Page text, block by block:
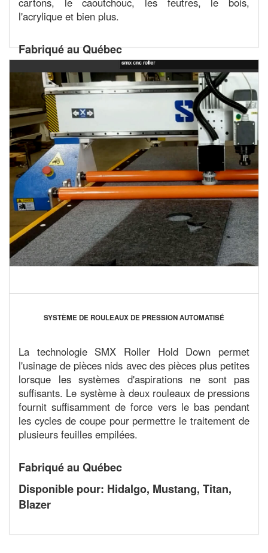
l'acrylique et bien plus.
Fabriqué au Québec
Disponible pour: Hidalgo, Mustang, Titan,
Blazer
SYSTÈME DE ROULEAUX DE PRESSION AUTOMATISÉ
La technologie SMX Roller Hold Down permet
l'usinage de pièces nids avec des pièces plus petites
lorsque les systèmes d'aspirations ne sont pas
suffisants. Le système à deux rouleaux de pressions
fournit suffisamment de force vers le bas pendant
les cycles de coupe pour permettre le traitement de
plusieurs feuilles empilées.
Fabriqué au Québec
Disponible pour: Hidalgo, Mustang, Titan,
Blazer